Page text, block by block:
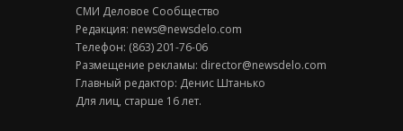
СМИ Деловое Сообщество
Редакция: news@newsdelo.com
Телефон: (863) 201-76-06
Размещение рекламы: director@newsdelo.com
Главный редактор: Денис Штанько
Для лиц, старше 16 лет.